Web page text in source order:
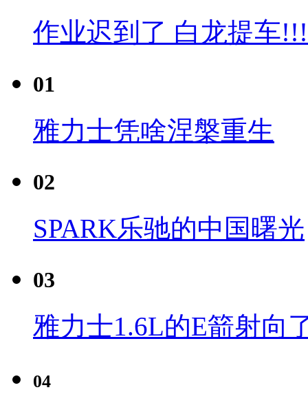
作业迟到了 白龙提车
01
雅力士凭啥涅槃重生
02
SPARK乐驰的中国曙光
03
雅力士1.6L的E箭射向
04